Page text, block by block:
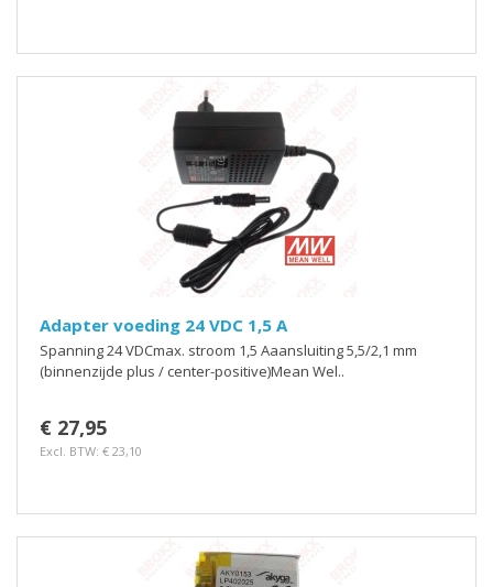
Adapter voeding 24 VDC 1,5 A
Spanning 24 VDCmax. stroom 1,5 Aaansluiting 5,5/2,1 mm
(binnenzijde plus / center-positive)Mean Wel..
€ 27,95
Excl. BTW: € 23,10